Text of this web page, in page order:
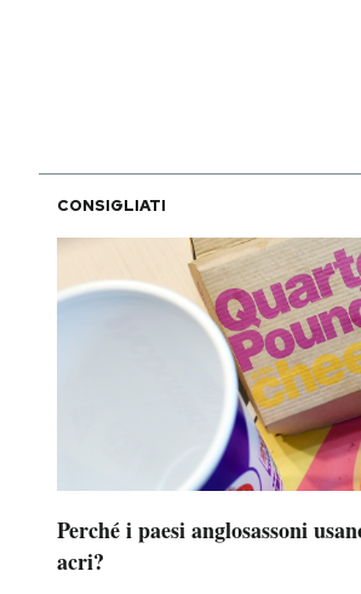
CONSIGLIATI
Perché i paesi anglosassoni
acri?